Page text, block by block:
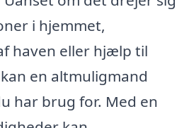
i hjemmet,
haven eller hjælp til
en altmuligmand
har brug for. Med en